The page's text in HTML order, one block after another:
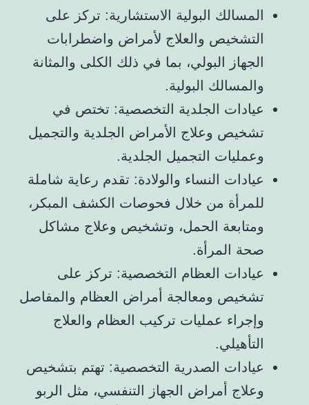
المسالك البولية الاستشارية: تركز على
التشخيص والعلاج لأمراض واضطرابات
الجهاز البولي، بما في ذلك الكلى والمثانة
والمسالك البولية.
عيادات الجلدية التخصصية: تختص في
تشخيص وعلاج الأمراض الجلدية والتجميل
وعمليات التجميل الجلدية.
عيادات النساء والولادة: تقدم رعاية شاملة
للمرأة من خلال فحوصات الكشف المبكر،
ومتابعة الحمل، وتشخيص وعلاج مشاكل
صحة المرأة.
عيادات العظام التخصصية: تركز على
تشخيص ومعالجة أمراض العظام والمفاصل
وإجراء عمليات تركيب العظام والعلاج
التأهيلي.
عيادات الصدرية التخصصية: تهتم بتشخيص
وعلاج أمراض الجهاز التنفسي، مثل الربو